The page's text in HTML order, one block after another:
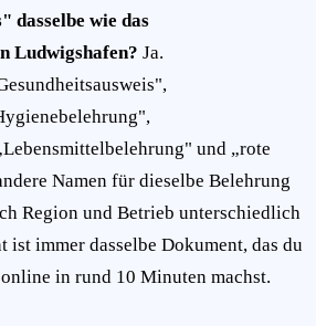
dasselbe wie das
Ludwigshafen? Ja.
und „rote
Namen für dieselbe Belehrung
Region und Betrieb unterschiedlich
ist immer dasselbe Dokument, das du
in rund 10 Minuten machst.